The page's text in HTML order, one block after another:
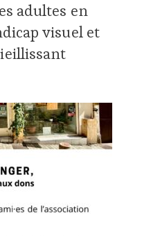
adultes en
visuel et